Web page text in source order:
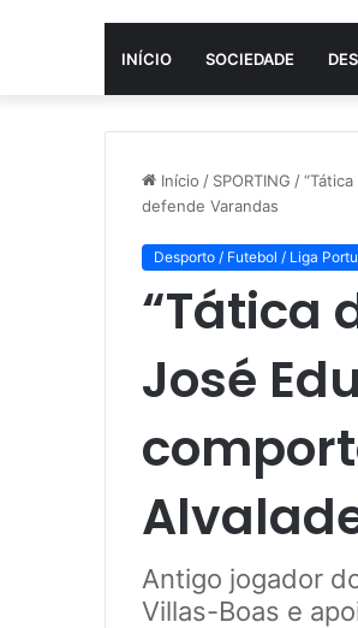
INÍCIO SOCIEDADE
Início / SPORTING /
defende Varandas
Desporto / Futebol / Liga
“Tática
José
Antigo jogador
Villas-Boas e